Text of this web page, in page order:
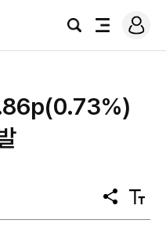
검
전
로
그
공
유
텍
스